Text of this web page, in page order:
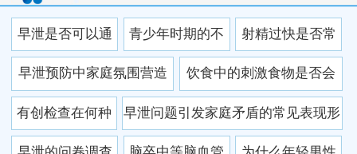
早泄是否可以通
过观察近期睡眠
变化进行判断
青少年时期的不
良习惯会引发成
年后早泄吗
射精过快是否常
伴随射精疼痛等
不适
早泄预防中家庭氛围营造
的要点
饮食中的刺激食物是否会
使身体在短期内反应异常
有创检查在何种
情况下才会用于
早泄问题引发家庭矛盾的常见表现形